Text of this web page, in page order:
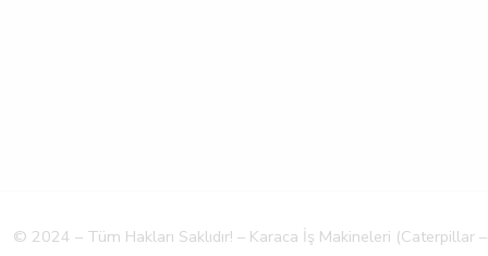
© 2024 – Tüm Hakları Saklıdır! – Karaca İş Makineleri (Caterpillar –